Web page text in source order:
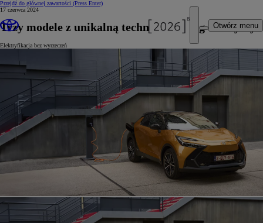
Przejdź do głównej zawartości (Press Enter)
Otwórz menu
17 czerwca 2024
Trzy modele z unikalną technologią plug-in Toyoty
Elektryfikacja bez wyrzeczeń